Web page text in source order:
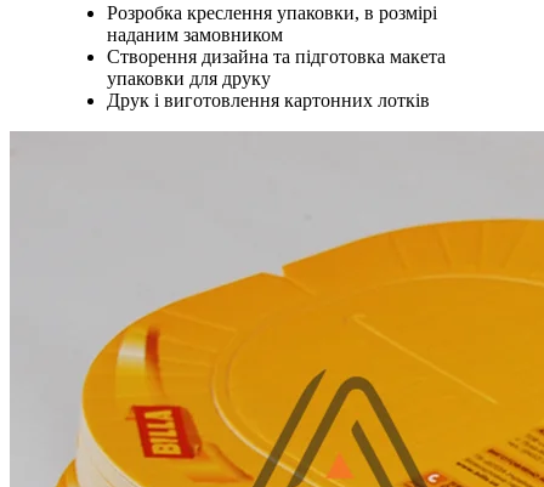
Розробка креслення упаковки, в розмірі
наданим замовником
Створення дизайна та підготовка макета
упаковки для друку
Друк і виготовлення картонних лотків